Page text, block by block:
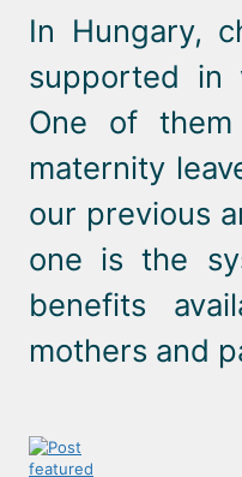
In Hungary,
supported in
One of
maternity
our previous
one is the
benefits
mothers and